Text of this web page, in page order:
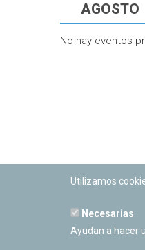
AGOSTO
No hay eventos
PLANETARIO DE
Calle Sancho
Utilizamos
Necesarias
Ayudan a hacer